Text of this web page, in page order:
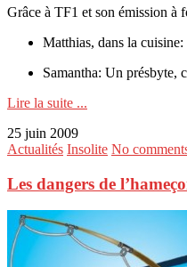
Grâce à TF1 et son émission à
Matthias, dans la
Samantha: Un présbyte,
Lire la suite ...
25 juin 2009
Actualités Insolite No
Les dangers de